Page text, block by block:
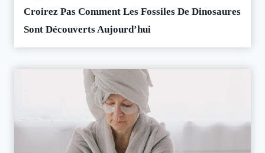
Croirez Pas Comment Les Fossiles De Dinosaures
Sont Découverts Aujourd’hui